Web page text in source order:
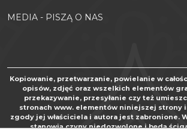
MEDIA - PISZĄ O NAS
Kopiowanie, przetwarzanie, powielanie w
opisów, zdjęć oraz wszelkich elementów
przekazywanie, przesyłanie czy też
stronach www. elementów niniejszej strony
zgody jej właściciela i autora jest zabronione.
stanowią czyny niedozwolone i będą